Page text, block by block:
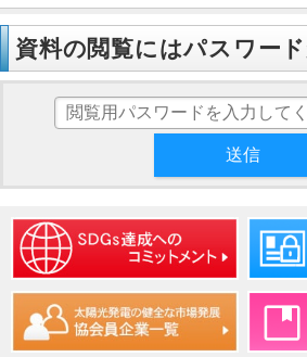
資料の閲覧にはパスワー